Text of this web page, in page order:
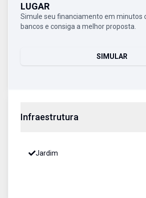
LUGAR
Simule seu financiamento em minutos
bancos e consiga a melhor proposta.
SIMULAR
Infraestrutura
Jardim